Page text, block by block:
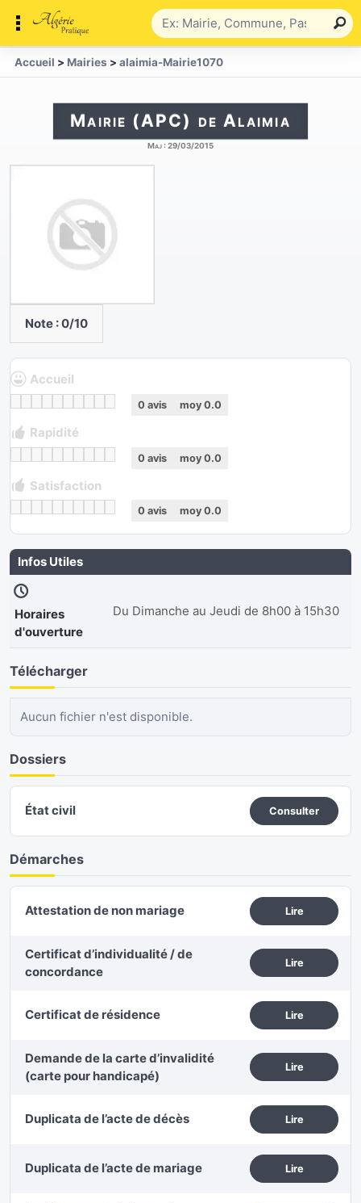
Accueil > Mairies > alaimia-Mairie1070
Mairie (APC) de Alaimia
Maj : 29/03/2015
Note :0/10
Accueil
0 avis moy 0.0
Rapidité
0 avis moy 0.0
Satisfaction
0 avis moy 0.0
Infos Utiles
Horaires
d'ouverture
Du Dimanche au Jeudi de 8h00 à 15h30
Télécharger
Aucun fichier n'est disponible.
Dossiers
État civil Consulter
Démarches
Attestation de non mariage Lire
Certificat d’individualité / de
concordance
Lire
Certificat de résidence Lire
Demande de la carte d’invalidité
(carte pour handicapé)
Lire
Duplicata de l’acte de décès Lire
Duplicata de l’acte de mariage Lire